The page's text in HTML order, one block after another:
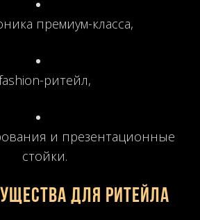
премиум-класса,
ритейл,
и презентационные
стойки.
для ритейла